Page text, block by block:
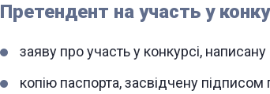
Претендент на участь у
заяву про участь у конкурсі,
копію паспорта, засвідчену підписом